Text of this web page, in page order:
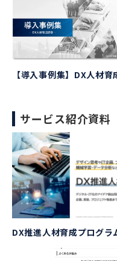
【導入事例集】DX人材育
サービス紹介資料
DX推進人材育成プログラ